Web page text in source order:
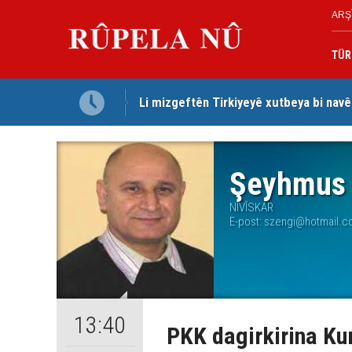
NIVÎSKAR
E-post:
13:40 PKK dagirkirina